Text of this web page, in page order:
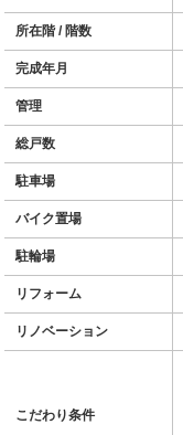
所在階 / 階数
完成年月
管理
総戸数
駐車場
バイク置場
駐輪場
リフォーム
リノベーション
こだわり条件